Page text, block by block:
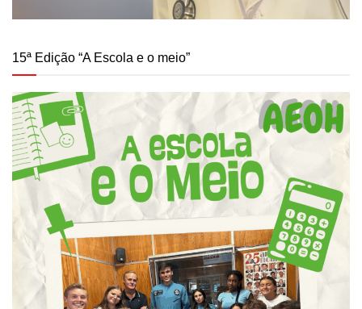
15ª Edição “A Escola e o meio”